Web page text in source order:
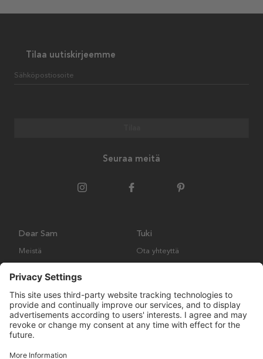
Tilaa uutiskirjeemme
Sähköpostiosoite
Seuraa meitä
Dear Sam
Meistä
Tuki
Ota yhteyttä
Palautukset ja vaatimukset